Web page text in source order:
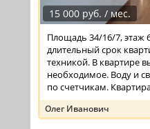
15 000 руб. / мес.
Площадь 34/16/7, этаж
длительный срок
техникой. В квартире
необходимое. Воду и
по счетчикам.
Олег Иванович